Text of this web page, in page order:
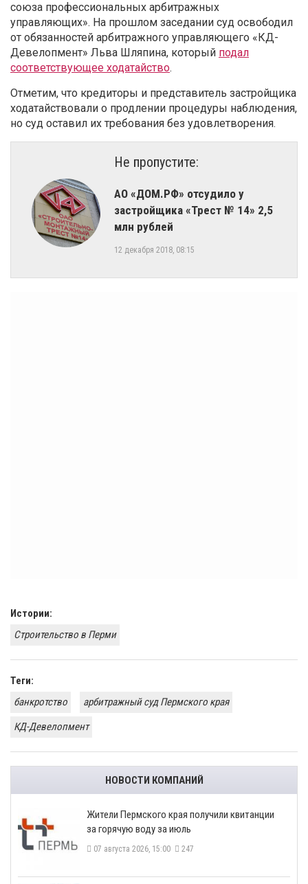
союза профессиональных арбитражных
управляющих». На прошлом заседании суд освободил
от обязанностей арбитражного управляющего «КД-
Девелопмент» Льва Шляпина, который подал
соответствующее ходатайство.
Отметим, что кредиторы и представитель застройщика
ходатайствовали о продлении процедуры наблюдения,
но суд оставил их требования без удовлетворения.
Не пропустите:
АО «ДОМ.РФ» отсудило у
застройщика «Трест № 14» 2,5
млн рублей
12 декабря 2018, 08:15
Истории:
Строительство в Перми
Теги:
банкротство
арбитражный суд Пермского края
КД-Девелопмент
НОВОСТИ КОМПАНИЙ
​Жители Пермского края получили квитанции
за горячую воду за июль
07 августа 2026, 15:00 247